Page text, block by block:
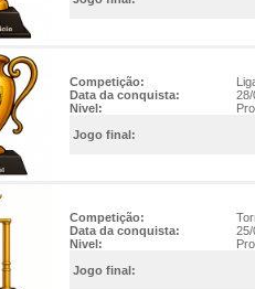
Competição:
Data da conquista:
28/
Nivel:
Jogo final:
Competição:
Data da conquista:
25/
Nivel:
Jogo final: